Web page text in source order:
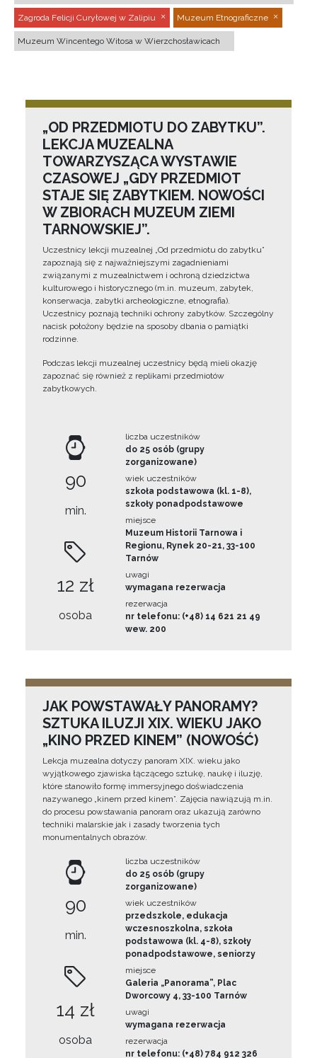
Zagroda Felicji Curyłowej w Zalipiu Muzeum Etnograficzne
Muzeum Wincentego Witosa w Wierzchosławicach
„OD PRZEDMIOTU DO ZABYTKU”.
LEKCJA MUZEALNA
TOWARZYSZĄCA WYSTAWIE
CZASOWEJ „GDY PRZEDMIOT
STAJE SIĘ ZABYTKIEM. NOWOŚCI
W ZBIORACH MUZEUM ZIEMI
TARNOWSKIEJ”.
Uczestnicy lekcji muzealnej „Od przedmiotu do zabytku”
zapoznają się z najważniejszymi zagadnieniami
związanymi z muzealnictwem i ochroną dziedzictwa
kulturowego i historycznego (m.in. muzeum, zabytek,
konserwacja, zabytki archeologiczne, etnografia).
Uczestnicy poznają techniki ochrony zabytków. Szczególny
nacisk położony będzie na sposoby dbania o pamiątki
rodzinne.
Podczas lekcji muzealnej uczestnicy będą mieli okazję
zapoznać się również z replikami przedmiotów
zabytkowych.
90
min.
12 zł
osoba
liczba uczestników
do 25 osób (grupy
zorganizowane)
wiek uczestników
szkoła podstawowa (kl. 1-8),
szkoły ponadpodstawowe
miejsce
Muzeum Historii Tarnowa i
Regionu, Rynek 20-21, 33-100
Tarnów
uwagi
wymagana rezerwacja
rezerwacja
nr telefonu: (+48) 14 621 21 49
wew. 200
JAK POWSTAWAŁY PANORAMY?
SZTUKA ILUZJI XIX. WIEKU JAKO
„KINO PRZED KINEM” (NOWOŚĆ)
Lekcja muzealna dotyczy panoram XIX. wieku jako
wyjątkowego zjawiska łączącego sztukę, naukę i iluzję,
które stanowiło formę immersyjnego doświadczenia
nazywanego „kinem przed kinem”. Zajęcia nawiązują m.in.
do procesu powstawania panoram oraz ukazują zarówno
techniki malarskie jak i zasady tworzenia tych
monumentalnych obrazów.
90
min.
14 zł
osoba
liczba uczestników
do 25 osób (grupy
zorganizowane)
wiek uczestników
przedszkole, edukacja
wczesnoszkolna, szkoła
podstawowa (kl. 4-8), szkoły
ponadpodstawowe, seniorzy
miejsce
Galeria „Panorama”, Plac
Dworcowy 4, 33-100 Tarnów
uwagi
wymagana rezerwacja
rezerwacja
nr telefonu: (+48) 784 912 326